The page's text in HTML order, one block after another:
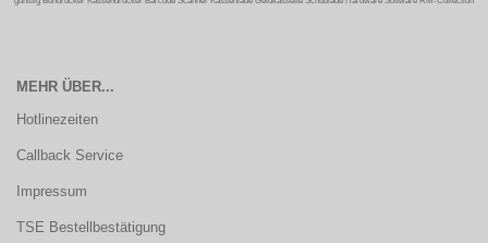
MEHR ÜBER...
Hotlinezeiten
Callback Service
Impressum
TSE Bestellbestätigung